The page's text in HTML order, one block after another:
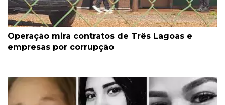
Operação mira contratos de Três Lagoas e
empresas por corrupção